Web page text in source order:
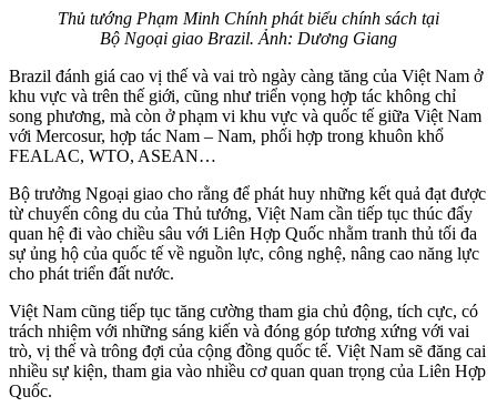
Thủ tướng Phạm Minh Chính phát biểu chính sách tại
Bộ Ngoại giao Brazil. Ảnh: Dương Giang
Brazil đánh giá cao vị thế và vai trò ngày càng tăng của Việt Nam ở
khu vực và trên thế giới, cũng như triển vọng hợp tác không chỉ
song phương, mà còn ở phạm vi khu vực và quốc tế giữa Việt Nam
với Mercosur, hợp tác Nam – Nam, phối hợp trong khuôn khổ
FEALAC, WTO, ASEAN…
Bộ trưởng Ngoại giao cho rằng để phát huy những kết quả đạt được
từ chuyến công du của Thủ tướng, Việt Nam cần tiếp tục thúc đẩy
quan hệ đi vào chiều sâu với Liên Hợp Quốc nhằm tranh thủ tối đa
sự ủng hộ của quốc tế về nguồn lực, công nghệ, nâng cao năng lực
cho phát triển đất nước.
Việt Nam cũng tiếp tục tăng cường tham gia chủ động, tích cực, có
trách nhiệm với những sáng kiến và đóng góp tương xứng với vai
trò, vị thế và trông đợi của cộng đồng quốc tế. Việt Nam sẽ đăng cai
nhiều sự kiện, tham gia vào nhiều cơ quan quan trọng của Liên Hợp
Quốc.